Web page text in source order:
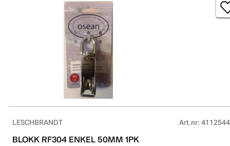
LESCHBRANDT Art.nr:
BLOKK RF304 ENKEL 50MM 1PK